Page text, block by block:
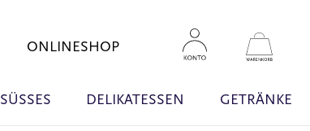
ONLINESHOP
SÜSSES DELIKATESSEN GETRÄNKE